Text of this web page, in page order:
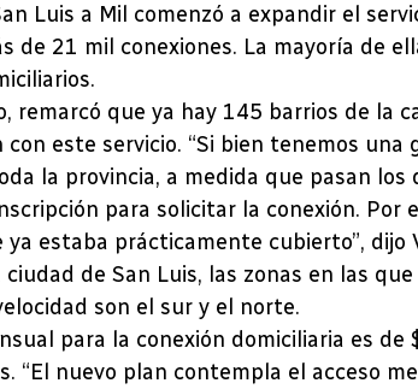
Luis a Mil comenzó a expandir el
de 21 mil conexiones. La mayoría de
remarcó que ya hay 145 barrios de la
con este servicio. “Si bien tenemos
la provincia, a medida que pasan los
para solicitar la conexión. Por
ya estaba prácticamente cubierto”, dijo
de San Luis, las zonas en las
son el sur y el norte.
para la conexión domiciliaria es de
“El nuevo plan contempla el acceso